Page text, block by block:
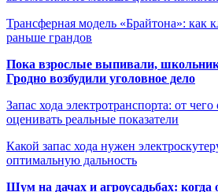
Трансферная модель «Брайтона»: как
раньше грандов
Пока взрослые выпивали,
Гродно возбудили уголовное дело
Запас хода электротранспорта: от
оценивать реальные показатели
Какой запас хода нужен
оптимальную дальность
Шум на дачах и агроусадьбах: когда